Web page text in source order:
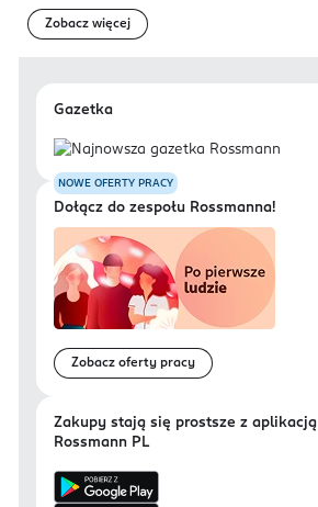
Zobacz więcej
Gazetka
NOWE OFERTY PRACY
Dołącz do zespołu Rossmanna!
Zobacz oferty pracy
Zakupy stają się prostsze z aplikacją
Rossmann PL